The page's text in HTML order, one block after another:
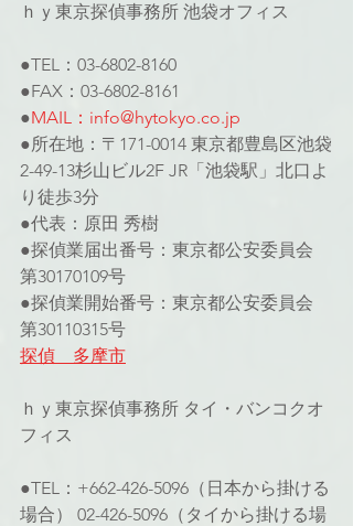
ｈｙ東京探偵事務所 池袋オフィス
●TEL：03-6802-8160
●FAX：03-6802-8161
●MAIL：info@hytokyo.co.jp
●所在地：〒171-0014 東京都豊島区池袋
2-49-13杉山ビル2F JR「池袋駅」北口よ
り徒歩3分
●代表：原田 秀樹
●探偵業届出番号：東京都公安委員会
第30170109号
●探偵業開始番号：東京都公安委員会
第30110315号
探偵　多摩市
ｈｙ東京探偵事務所 タイ・バンコクオ
フィス
●TEL：+662-426-5096（日本から掛ける
場合） 02-426-5096（タイから掛ける場